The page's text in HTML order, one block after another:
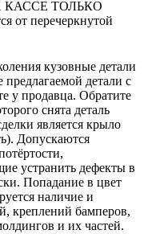
КАССЕ ТОЛЬКО
перечеркнутой
кузовные детали
предлагаемой детали с
у продавца. Обратите
снята деталь
является крыло
Допускаются
устранить дефекты в
Попадание в цвет
наличие и
креплений бамперов,
и их частей.